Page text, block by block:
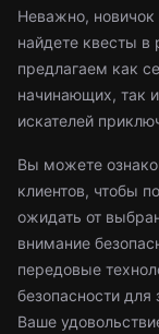
Неважно,
найдете квесты в
предлагаем как
начинающих, так
искателей
Вы можете
клиентов, чтобы
ожидать от
внимание
передовые
безопасности
Ваше